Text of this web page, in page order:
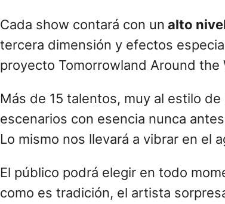
Cada show contará con un alto
tercera dimensión y efectos
proyecto Tomorrowland Around the
Más de 15 talentos, muy al estilo
escenarios con esencia nunca
Lo mismo nos llevará a vibrar en el
El público podrá elegir en todo
como es tradición, el artista